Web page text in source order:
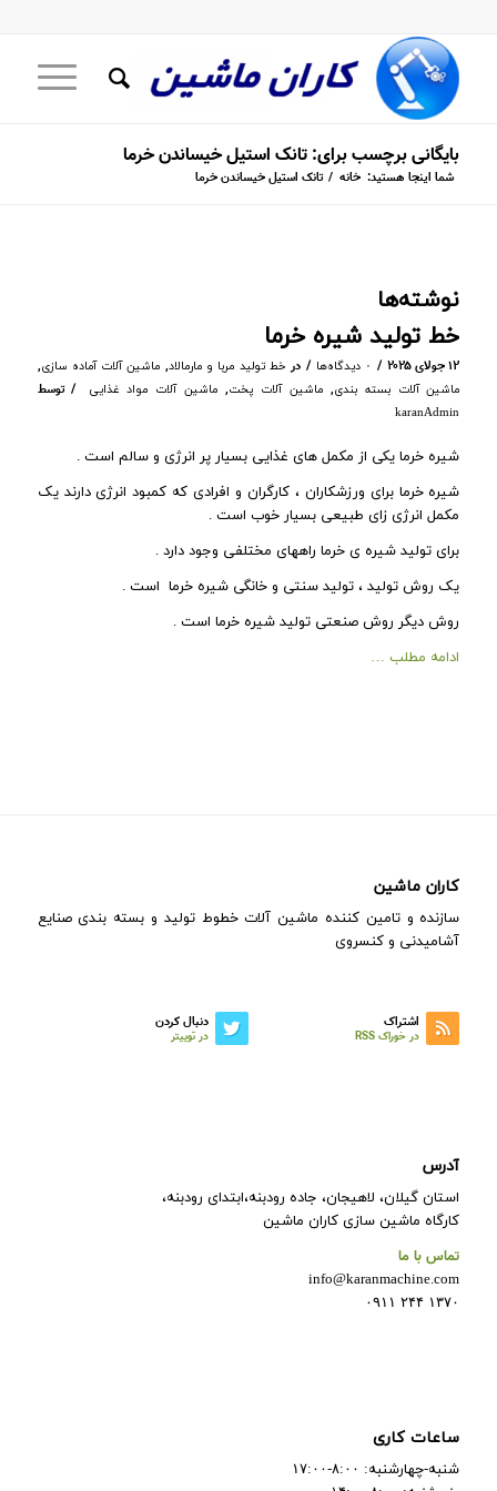
بایگانی برچسب برای: تانک استیل خیساندن خرما
شما اینجا هستید: خانه / تانک استیل خیساندن خرما
نوشته‌ها
خط تولید شیره خرما
۱۲ جولای ۲۰۲۵ / ۰ دیدگاه‌ها / در خط تولید مربا و مارمالاد, ماشین آلات آماده سازی,
ماشین آلات بسته بندی,ماشین آلات پخت, ماشین آلات مواد غذایی / توسط
karanAdmin
شیره خرما یکی از مکمل های غذایی بسیار پر انرژی و سالم است .
شیره خرما برای ورزشکاران ، کارگران و افرادی که کمبود انرژی دارند یک
مکمل انرژی زای طبیعی بسیار خوب است .
برای تولید شیره ی خرما راههای مختلفی وجود دارد .
یک روش تولید ، تولید سنتی و خانگی شیره خرما است .
روش دیگر روش صنعتی تولید شیره خرما است .
ادامه مطلب …
کاران ماشین
سازنده و تامین کننده ماشین آلات خطوط تولید و بسته بندی صنایع
آشامیدنی و کنسروی
دنبال کردن
در توییتر
اشتراک
در خوراک RSS
آدرس
استان گیلان، لاهیجان، جاده رودبنه،ابتدای رودبنه،
کارگاه ماشین سازی کاران ماشین
تماس با ما
info@karanmachine.com
۱۳۷۰ ۲۴۴ ۰۹۱۱
ساعات کاری
شنبه-چهارشنبه: ۸:۰۰-۱۷:۰۰